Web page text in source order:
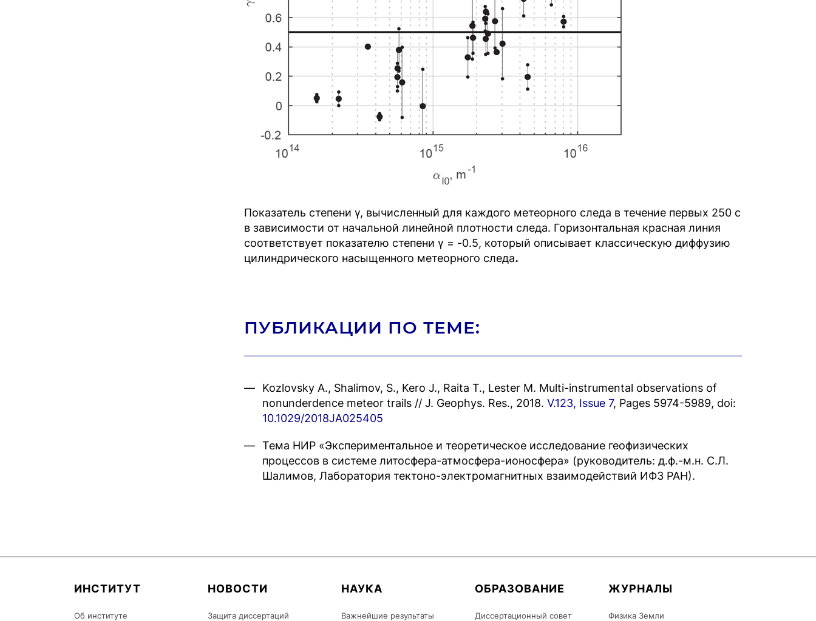
Показатель степени γ, вычисленный для каждого метеорного следа в течение первых 250 с
в зависимости от начальной линейной плотности следа. Горизонтальная красная линия
соответствует показателю степени γ = -0.5, который описывает классическую диффузию
цилиндрического насыщенного метеорного следа.
ПУБЛИКАЦИИ ПО ТЕМЕ:
Kozlovsky A., Shalimov, S., Kero J., Raita T., Lester M. Multi-instrumental observations of
nonunderdence meteor trails // J. Geophys. Res., 2018. V.123, Issue 7, Pages 5974-5989, doi:
10.1029/2018JA025405
Тема НИР «Экспериментальное и теоретическое исследование геофизических
процессов в системе литосфера-атмосфера-ионосфера» (руководитель: д.ф.-м.н. С.Л.
Шалимов, Лаборатория тектоно-электромагнитных взаимодействий ИФЗ РАН).
ИНСТИТУТ
Об институте
НОВОСТИ
Защита диссертаций
НАУКА
Важнейшие результаты
ОБРАЗОВАНИЕ
Диссертационный совет
ЖУРНАЛЫ
Физика Земли